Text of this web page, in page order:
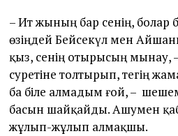
– Ит жының бар сенің, болар
өзіңдей Бейсекүл мен
қыз, сенің отырысың мынау, –
суретіне толтырып, тегің
ба біле алмадым ғой, –
басын шайқайды. Ашумен
жұлып-жұлып алмақшы.